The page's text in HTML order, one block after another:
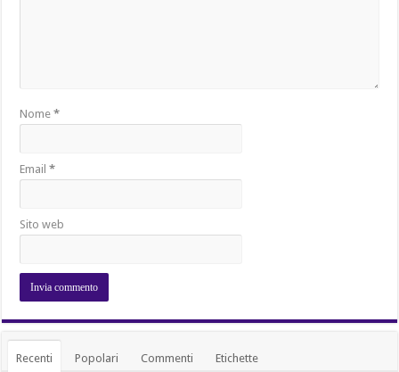
Nome*
Email*
Sito web
Recenti Popolari Commenti Etichette